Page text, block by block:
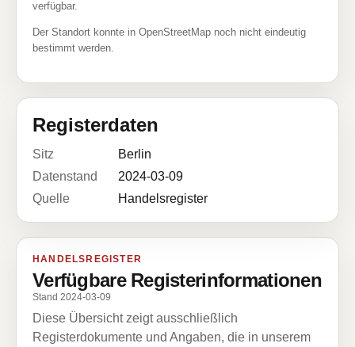
verfügbar.
Der Standort konnte in OpenStreetMap noch nicht eindeutig
bestimmt werden.
Registerdaten
Sitz
Berlin
Datenstand
2024-03-09
Quelle
Handelsregister
HANDELSREGISTER
Verfügbare Registerinformationen
Stand 2024-03-09
Diese Übersicht zeigt ausschließlich
Registerdokumente und Angaben, die in unserem